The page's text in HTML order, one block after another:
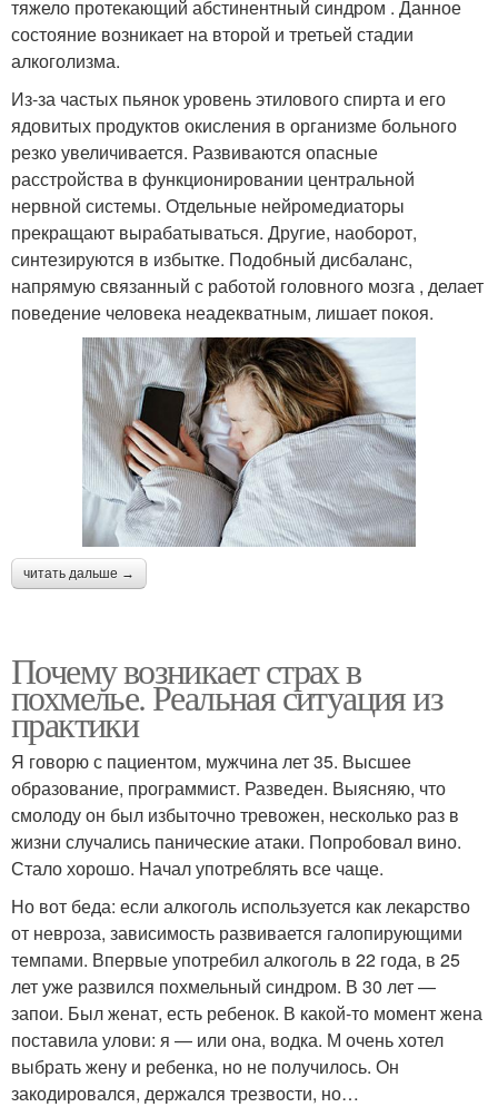
тяжело протекающий абстинентный синдром . Данное
состояние возникает на второй и третьей стадии
алкоголизма.
Из-за частых пьянок уровень этилового спирта и его
ядовитых продуктов окисления в организме больного
резко увеличивается. Развиваются опасные
расстройства в функционировании центральной
нервной системы. Отдельные нейромедиаторы
прекращают вырабатываться. Другие, наоборот,
синтезируются в избытке. Подобный дисбаланс,
напрямую связанный с работой головного мозга , делает
поведение человека неадекватным, лишает покоя.
читать дальше →
Почему возникает страх в
похмелье. Реальная ситуация из
практики
Я говорю с пациентом, мужчина лет 35. Высшее
образование, программист. Разведен. Выясняю, что
смолоду он был избыточно тревожен, несколько раз в
жизни случались панические атаки. Попробовал вино.
Стало хорошо. Начал употреблять все чаще.
Но вот беда: если алкоголь используется как лекарство
от невроза, зависимость развивается галопирующими
темпами. Впервые употребил алкоголь в 22 года, в 25
лет уже развился похмельный синдром. В 30 лет —
запои. Был женат, есть ребенок. В какой-то момент жена
поставила улови: я — или она, водка. М очень хотел
выбрать жену и ребенка, но не получилось. Он
закодировался, держался трезвости, но…